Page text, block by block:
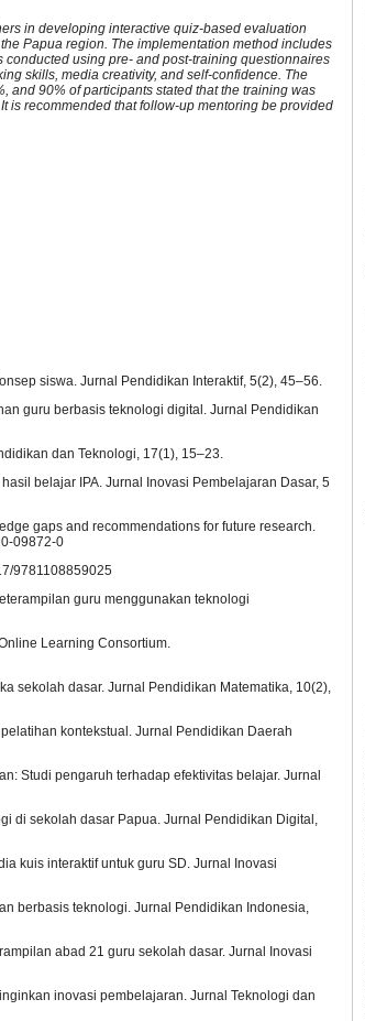
in developing interactive quiz-based evaluation
Papua region. The implementation method includes
using pre- and post-training questionnaires
skills, media creativity, and self-confidence. The
and 90% of participants stated that the training was
is recommended that follow-up mentoring be provided
siswa. Jurnal Pendidikan Interaktif, 5(2), 45–56.
guru berbasis teknologi digital. Jurnal Pendidikan
dan Teknologi, 17(1), 15–23.
belajar IPA. Jurnal Inovasi Pembelajaran Dasar, 5
gaps and recommendations for future research.
09872-0
9781108859025
guru menggunakan teknologi
Learning Consortium.
sekolah dasar. Jurnal Pendidikan Matematika, 10(2),
kontekstual. Jurnal Pendidikan Daerah
Studi pengaruh terhadap efektivitas belajar. Jurnal
di sekolah dasar Papua. Jurnal Pendidikan Digital,
kuis interaktif untuk guru SD. Jurnal Inovasi
berbasis teknologi. Jurnal Pendidikan Indonesia,
abad 21 guru sekolah dasar. Jurnal Inovasi
inovasi pembelajaran. Jurnal Teknologi dan